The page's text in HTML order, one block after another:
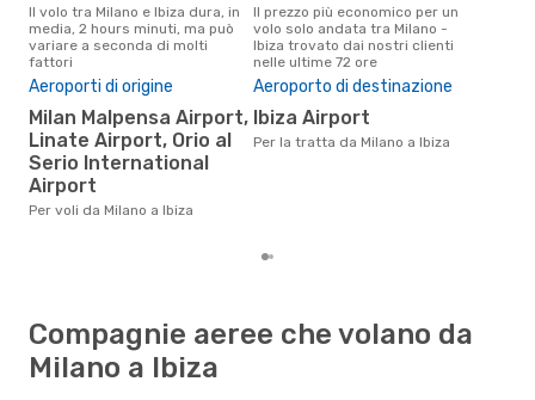
Il volo tra Milano e Ibiza dura, in
media, 2 hours minuti, ma può
variare a seconda di molti
fattori
Il prezzo più economico per un
volo solo andata tra Milano -
Ibiza trovato dai nostri clienti
nelle ultime 72 ore
Aeroporti di origine
Milan Malpensa Airport,
Linate Airport, Orio al
Serio International
Airport
Per voli da Milano a Ibiza
Aeroporto di destinazione
Ibiza Airport
Per la tratta da Milano a Ibiza
Compagnie aeree che volano da
Milano a Ibiza